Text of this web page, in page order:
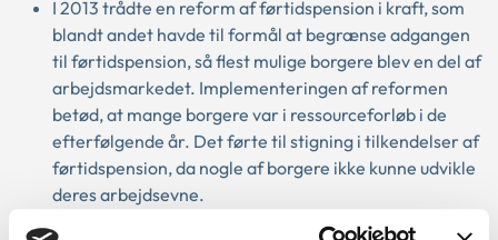
I 2013 trådte en reform af førtidspension i kraft, som
blandt andet havde til formål at begrænse adgangen
til førtidspension, så flest mulige borgere blev en del af
arbejdsmarkedet. Implementeringen af reformen
betød, at mange borgere var i ressourceforløb i de
efterfølgende år. Det førte til stigning i tilkendelser af
førtidspension, da nogle af borgere ikke kunne udvikle
deres arbejdsevne.
I 2018 blev der gennemført en præcisering i loven,